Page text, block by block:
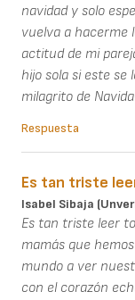
navidad y solo
vuelva a hacerme
actitud de mi
hijo sola si este se
milagrito de
Respuesta
Es tan triste
Isabel Sibaja
Es tan triste leer
mamás que
mundo a ver
con el corazón